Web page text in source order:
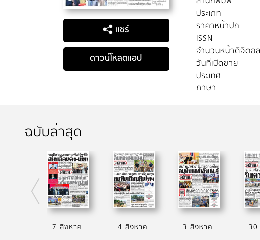
แชร์
ดาวน์โหลดแอป
ประเภท
ราคาหน้าปก
ISSN
จำนวนหน้าดิจิตอล
วันที่เปิดขาย
ประเทศ
ภาษา
ฉบับล่าสุด
7 สิงหาคม 2569 4 สิงหาคม 2569 3 สิงหาคม 2569